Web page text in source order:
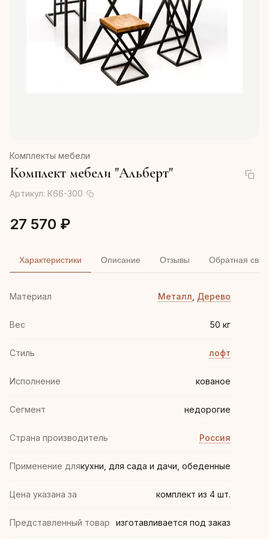
Комплекты мебели
Комплект мебели "Альберт"
Артикул: К66-300
27 570 ₽
Характеристики Описание Отзывы Обратная
Материал Металл Дерево
Вес 50 кг
Стиль лофт
Иcполнение кованое
Сегмент недорогие
Страна производитель Россия
Применение длякухни, для сада и дачи, обеденные
Цена указана за комплект из 4 шт.
Представленный товар изготавливается под заказ